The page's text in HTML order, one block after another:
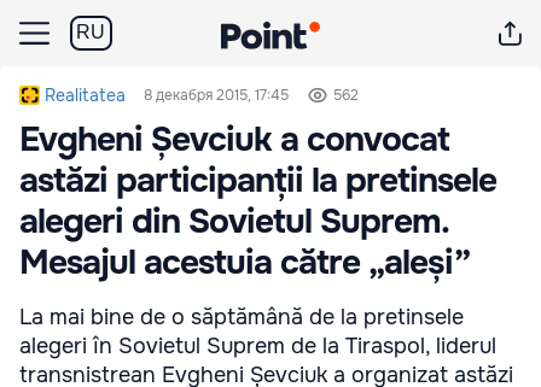
RU
Realitatea 8 декабря 2015, 17:45 562
Evgheni Șevciuk a convocat
astăzi participanții la pretinsele
alegeri din Sovietul Suprem.
Mesajul acestuia către „aleși”
La mai bine de o săptămână de la pretinsele
alegeri în Sovietul Suprem de la Tiraspol, liderul
transnistrean Evgheni Șevciuk a organizat astăzi